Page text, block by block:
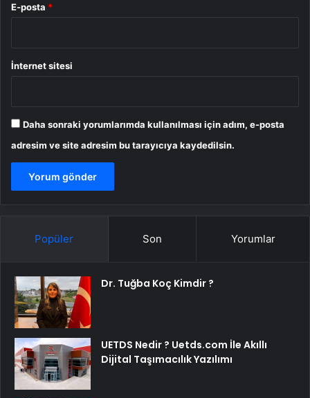
E-posta *
İnternet sitesi
Daha sonraki yorumlarımda kullanılması için adım, e-posta
adresim ve site adresim bu tarayıcıya kaydedilsin.
Popüler Son Yorumlar
Dr. Tuğba Koç Kimdir ?
UETDS Nedir ? Uetds.com İle Akıllı
Dijital Taşımacılık Yazılımı